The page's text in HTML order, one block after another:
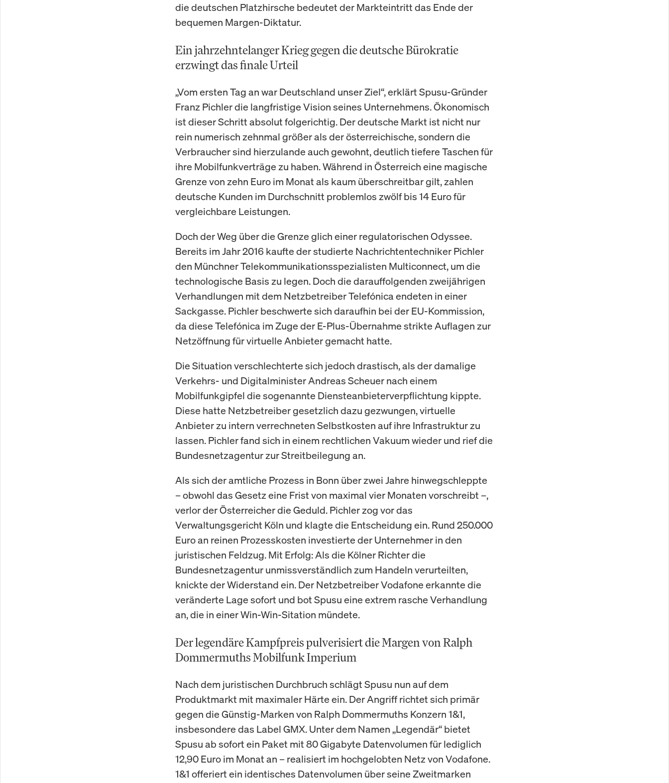
die deutschen Platzhirsche bedeutet der Markteintritt das Ende der
bequemen Margen-Diktatur.
Ein jahrzehntelanger Krieg gegen die deutsche Bürokratie
erzwingt das finale Urteil
„Vom ersten Tag an war Deutschland unser Ziel“, erklärt Spusu-Gründer
Franz Pichler die langfristige Vision seines Unternehmens. Ökonomisch
ist dieser Schritt absolut folgerichtig. Der deutsche Markt ist nicht nur
rein numerisch zehnmal größer als der österreichische, sondern die
Verbraucher sind hierzulande auch gewohnt, deutlich tiefere Taschen für
ihre Mobilfunkverträge zu haben. Während in Österreich eine magische
Grenze von zehn Euro im Monat als kaum überschreitbar gilt, zahlen
deutsche Kunden im Durchschnitt problemlos zwölf bis 14 Euro für
vergleichbare Leistungen.
Doch der Weg über die Grenze glich einer regulatorischen Odyssee.
Bereits im Jahr 2016 kaufte der studierte Nachrichtentechniker Pichler
den Münchner Telekommunikationsspezialisten Multiconnect, um die
technologische Basis zu legen. Doch die darauffolgenden zweijährigen
Verhandlungen mit dem Netzbetreiber Telefónica endeten in einer
Sackgasse. Pichler beschwerte sich daraufhin bei der EU-Kommission,
da diese Telefónica im Zuge der E-Plus-Übernahme strikte Auflagen zur
Netzöffnung für virtuelle Anbieter gemacht hatte.
Die Situation verschlechterte sich jedoch drastisch, als der damalige
Verkehrs- und Digitalminister Andreas Scheuer nach einem
Mobilfunkgipfel die sogenannte Diensteanbieterverpflichtung kippte.
Diese hatte Netzbetreiber gesetzlich dazu gezwungen, virtuelle
Anbieter zu intern verrechneten Selbstkosten auf ihre Infrastruktur zu
lassen. Pichler fand sich in einem rechtlichen Vakuum wieder und rief die
Bundesnetzagentur zur Streitbeilegung an.
Als sich der amtliche Prozess in Bonn über zwei Jahre hinwegschleppte
– obwohl das Gesetz eine Frist von maximal vier Monaten vorschreibt –,
verlor der Österreicher die Geduld. Pichler zog vor das
Verwaltungsgericht Köln und klagte die Entscheidung ein. Rund 250.000
Euro an reinen Prozesskosten investierte der Unternehmer in den
juristischen Feldzug. Mit Erfolg: Als die Kölner Richter die
Bundesnetzagentur unmissverständlich zum Handeln verurteilten,
knickte der Widerstand ein. Der Netzbetreiber Vodafone erkannte die
veränderte Lage sofort und bot Spusu eine extrem rasche Verhandlung
an, die in einer Win-Win-Sitation mündete.
Der legendäre Kampfpreis pulverisiert die Margen von Ralph
Dommermuths Mobilfunk Imperium
Nach dem juristischen Durchbruch schlägt Spusu nun auf dem
Produktmarkt mit maximaler Härte ein. Der Angriff richtet sich primär
gegen die Günstig-Marken von Ralph Dommermuths Konzern 1&1,
insbesondere das Label GMX. Unter dem Namen „Legendär“ bietet
Spusu ab sofort ein Paket mit 80 Gigabyte Datenvolumen für lediglich
12,90 Euro im Monat an – realisiert im hochgelobten Netz von Vodafone.
1&1 offeriert ein identisches Datenvolumen über seine Zweitmarken